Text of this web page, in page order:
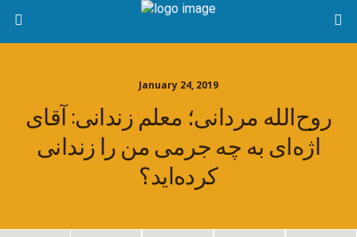
January 24, 2019
روح‌الله مردانی؛ معلم زندانی: آقای
اژه‌ای به چه جرمی من را زندانی
کرده‌اید؟